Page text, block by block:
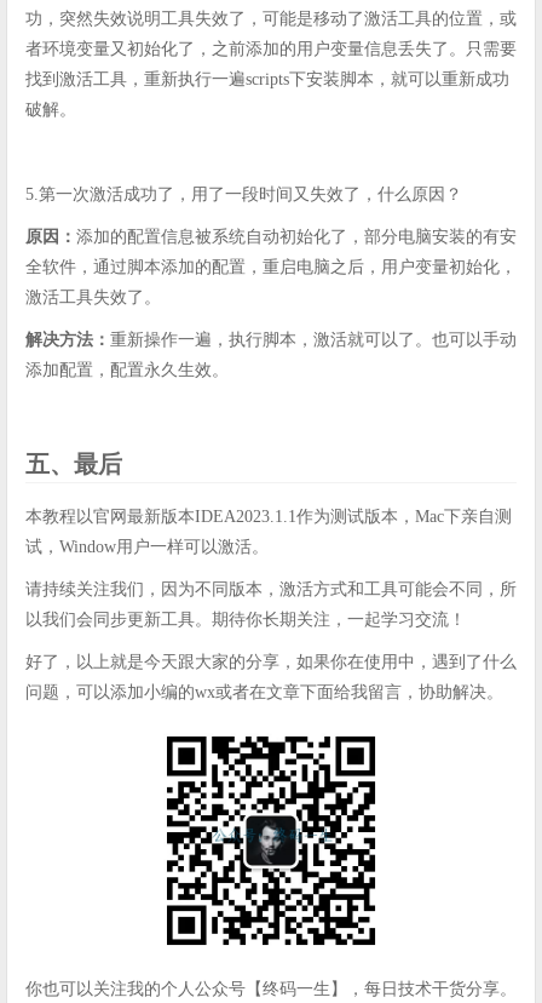
功，突然失效说明工具失效了，可能是移动了激活工具的位置，或
者环境变量又初始化了，之前添加的用户变量信息丢失了。只需要
找到激活工具，重新执行一遍scripts下安装脚本，就可以重新成功
破解。
5.第一次激活成功了，用了一段时间又失效了，什么原因？
原因： 添加的配置信息被系统自动初始化了，部分电脑安装的有安
全软件，通过脚本添加的配置，重启电脑之后，用户变量初始化，
激活工具失效了。
解决方法： 重新操作一遍，执行脚本，激活就可以了。也可以手动
添加配置，配置永久生效。
五、最后
本教程以官网最新版本IDEA2023.1.1作为测试版本，Mac下亲自测
试，Window用户一样可以激活。
请持续关注我们，因为不同版本，激活方式和工具可能会不同，所
以我们会同步更新工具。期待你长期关注，一起学习交流！
好了，以上就是今天跟大家的分享，如果你在使用中，遇到了什么
问题，可以添加小编的wx或者在文章下面给我留言，协助解决。
你也可以关注我的个人公众号【终码一生】，每日技术干货分享。